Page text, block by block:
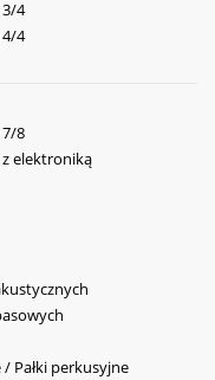
4
4
8
elektroniką
Pałki perkusyjne